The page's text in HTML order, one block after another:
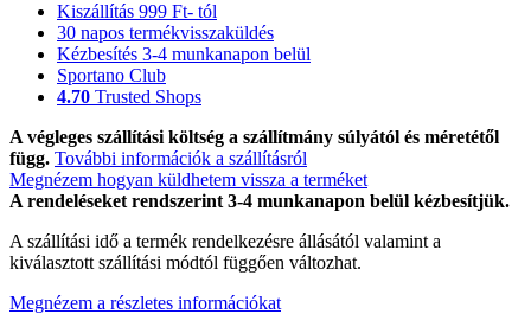
Kiszállítás 999 Ft- tól
30 napos termékvisszaküldés
Kézbesítés 3-4 munkanapon belül
Sportano Club
4.70 Trusted Shops
A végleges szállítási költség a szállítmány súlyától és méretétől
függ. További információk a szállításról
Megnézem hogyan küldhetem vissza a terméket
A rendeléseket rendszerint 3-4 munkanapon belül kézbesítjük.
A szállítási idő a termék rendelkezésre állásától valamint a
kiválasztott szállítási módtól függően változhat.
Megnézem a részletes információkat